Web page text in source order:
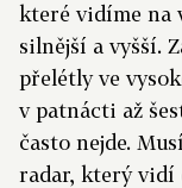
které vidíme na
silnější a vyšší.
přelétly ve
v patnácti až
často nejde.
radar, který vidí